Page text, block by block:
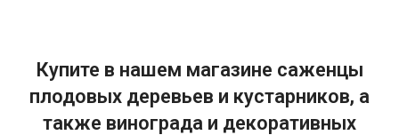
Купите в нашем магазине саженцы
плодовых деревьев и кустарников, а
также винограда и декоративных